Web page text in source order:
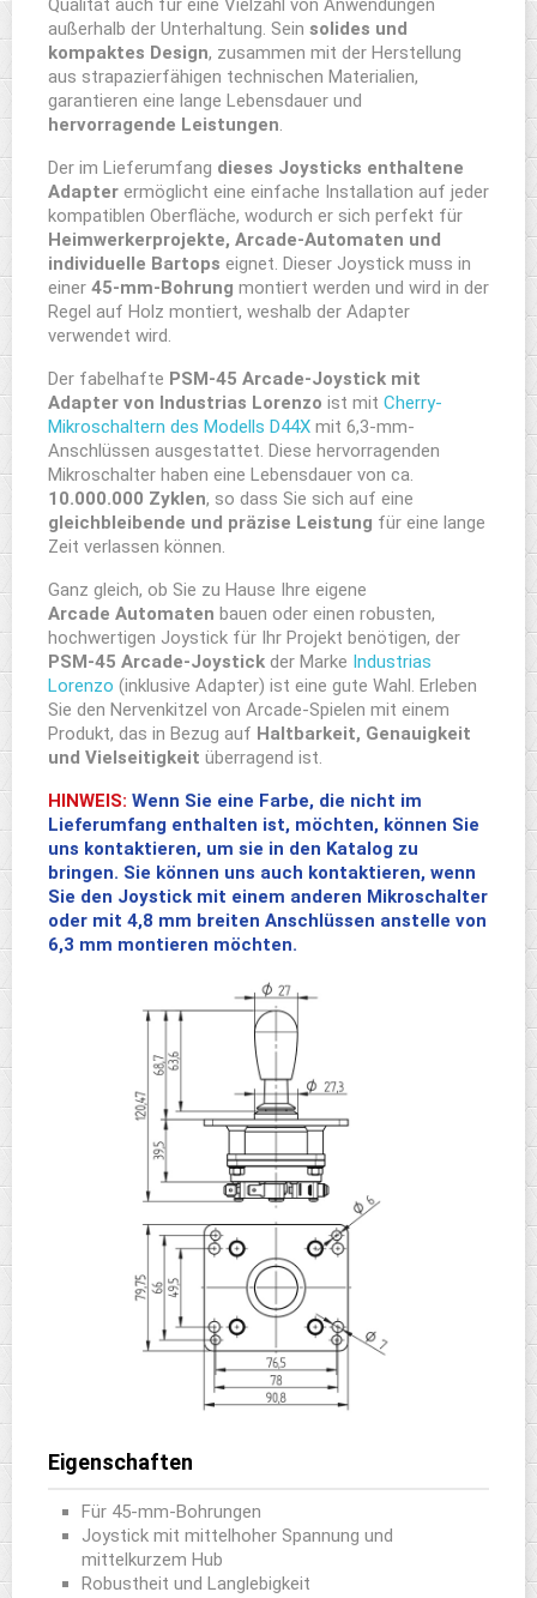
Qualität auch für eine Vielzahl von Anwendungen
außerhalb der Unterhaltung. Sein solides und
kompaktes Design, zusammen mit der Herstellung
aus strapazierfähigen technischen Materialien,
garantieren eine lange Lebensdauer und
hervorragende Leistungen.
Der im Lieferumfang dieses Joysticks enthaltene
Adapter ermöglicht eine einfache Installation auf jeder
kompatiblen Oberfläche, wodurch er sich perfekt für
Heimwerkerprojekte, Arcade-Automaten und
individuelle Bartops eignet. Dieser Joystick muss in
einer 45-mm-Bohrung montiert werden und wird in der
Regel auf Holz montiert, weshalb der Adapter
verwendet wird.
Der fabelhafte PSM-45 Arcade-Joystick mit
Adapter von Industrias Lorenzo ist mit Cherry-
Mikroschaltern des Modells D44X mit 6,3-mm-
Anschlüssen ausgestattet. Diese hervorragenden
Mikroschalter haben eine Lebensdauer von ca.
10.000.000 Zyklen, so dass Sie sich auf eine
gleichbleibende und präzise Leistung für eine lange
Zeit verlassen können.
Ganz gleich, ob Sie zu Hause Ihre eigene
Arcade Automaten bauen oder einen robusten,
hochwertigen Joystick für Ihr Projekt benötigen, der
PSM-45 Arcade-Joystick der Marke Industrias
Lorenzo (inklusive Adapter) ist eine gute Wahl. Erleben
Sie den Nervenkitzel von Arcade-Spielen mit einem
Produkt, das in Bezug auf Haltbarkeit, Genauigkeit
und Vielseitigkeit überragend ist.
HINWEIS: Wenn Sie eine Farbe, die nicht im
Lieferumfang enthalten ist, möchten, können Sie
uns kontaktieren, um sie in den Katalog zu
bringen. Sie können uns auch kontaktieren, wenn
Sie den Joystick mit einem anderen Mikroschalter
oder mit 4,8 mm breiten Anschlüssen anstelle von
6,3 mm montieren möchten.
Eigenschaften
Für 45-mm-Bohrungen
Joystick mit mittelhoher Spannung und
mittelkurzem Hub
Robustheit und Langlebigkeit